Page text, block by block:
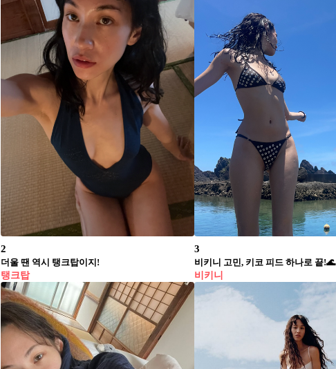
2
더울 땐 역시 탱크탑이지!
탱크탑
3
비키니 고민, 키코 피드 하나로 끝!🌊
비키니